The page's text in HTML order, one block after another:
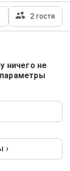
2 гостя
ничего не
›